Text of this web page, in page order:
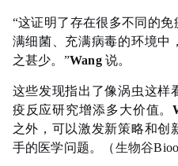
“这证明了存在很多不同的
满细菌、充满病毒的环境中
之甚少。”Wang说。
这些发现指出了像涡虫这样
疫反应研究增添多大价值。
之外，可以激发新策略和创
手的医学问题。
（生物谷